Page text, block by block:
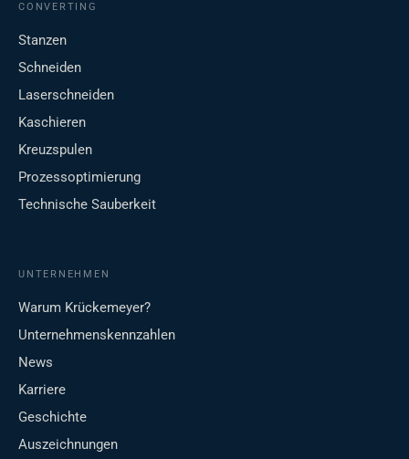
CONVERTING
Stanzen
Schneiden
Laserschneiden
Kaschieren
Kreuzspulen
Prozessoptimierung
Technische Sauberkeit
UNTERNEHMEN
Warum Krückemeyer?
Unternehmenskennzahlen
News
Karriere
Geschichte
Auszeichnungen